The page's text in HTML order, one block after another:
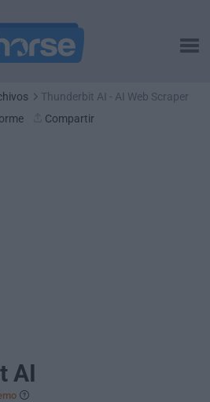
Thunderbit AI - AI Web Scraper
Compartir
AI